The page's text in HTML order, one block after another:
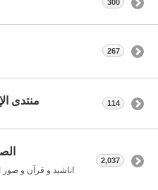
300
267
منتدى
114
اناشيد و قرآن و صور
2,037